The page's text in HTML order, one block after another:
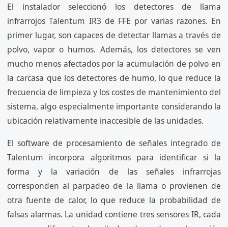
El instalador seleccionó los detectores de llama
infrarrojos Talentum IR3 de FFE por varias razones. En
primer lugar, son capaces de detectar llamas a través de
polvo, vapor o humos. Además, los detectores se ven
mucho menos afectados por la acumulación de polvo en
la carcasa que los detectores de humo, lo que reduce la
frecuencia de limpieza y los costes de mantenimiento del
sistema, algo especialmente importante considerando la
ubicación relativamente inaccesible de las unidades.
El software de procesamiento de señales integrado de
Talentum incorpora algoritmos para identificar si la
forma y la variación de las señales infrarrojas
corresponden al parpadeo de la llama o provienen de
otra fuente de calor, lo que reduce la probabilidad de
falsas alarmas. La unidad contiene tres sensores IR, cada